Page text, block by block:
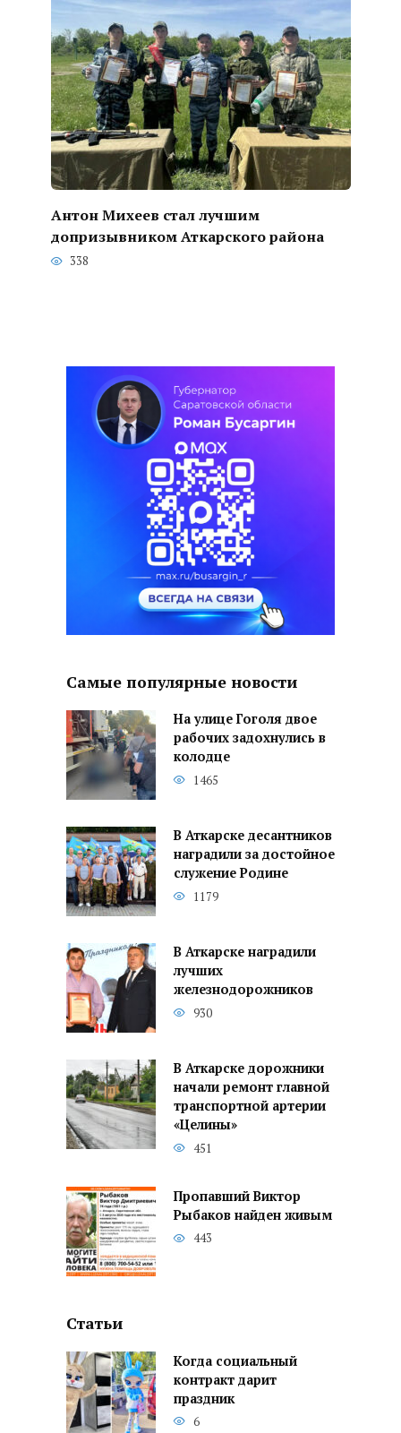
Антон Михеев стал лучшим
допризывником Аткарского района
338
Самые популярные новости
На улице Гоголя двое
рабочих задохнулись в
колодце
1465
В Аткарске десантников
наградили за достойное
служение Родине
1179
В Аткарске наградили
лучших
железнодорожников
930
В Аткарске дорожники
начали ремонт главной
транспортной артерии
«Целины»
451
Пропавший Виктор
Рыбаков найден живым
443
Статьи
Когда социальный
контракт дарит
праздник
6